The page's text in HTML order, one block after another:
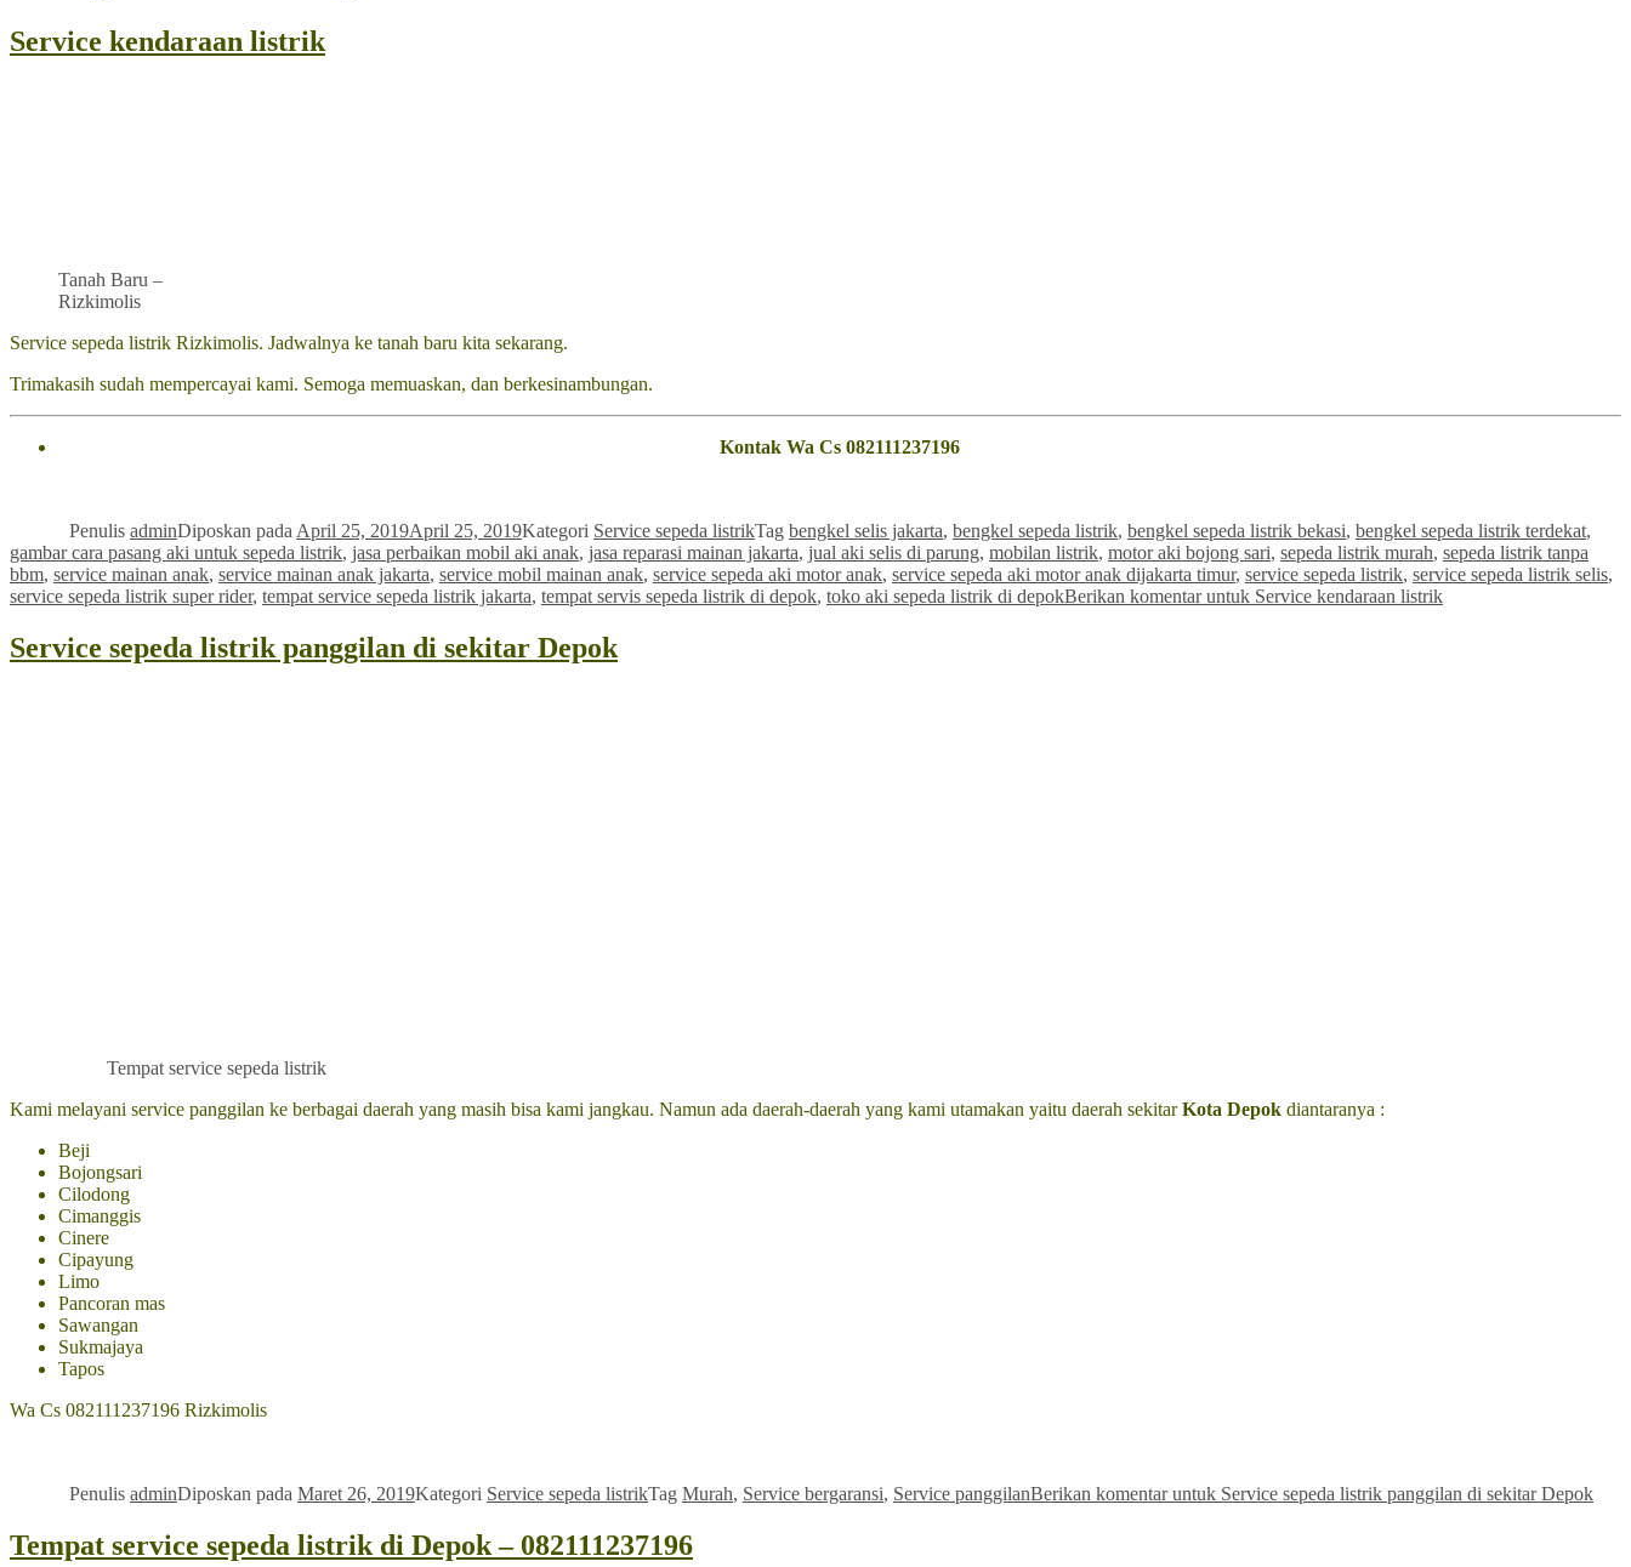
Service kendaraan listrik
Tanah Baru –
Rizkimolis
Service sepeda listrik Rizkimolis. Jadwalnya ke tanah baru kita sekarang.
Trimakasih sudah mempercayai kami. Semoga memuaskan, dan berkesinambungan.
Kontak Wa Cs 082111237196
Penulis adminDiposkan pada April 25, 2019April 25, 2019Kategori Service sepeda listrikTag bengkel selis jakarta, bengkel sepeda listrik, bengkel sepeda listrik bekasi, bengkel sepeda listrik terdekat,
gambar cara pasang aki untuk sepeda listrik, jasa perbaikan mobil aki anak, jasa reparasi mainan jakarta, jual aki selis di parung, mobilan listrik, motor aki bojong sari, sepeda listrik murah, sepeda listrik tanpa
bbm, service mainan anak, service mainan anak jakarta, service mobil mainan anak, service sepeda aki motor anak, service sepeda aki motor anak dijakarta timur, service sepeda listrik, service sepeda listrik selis,
service sepeda listrik super rider, tempat service sepeda listrik jakarta, tempat servis sepeda listrik di depok, toko aki sepeda listrik di depokBerikan komentaruntuk Service kendaraan listrik
Service sepeda listrik panggilan di sekitar Depok
Tempat service sepeda listrik
Kami melayani service panggilan ke berbagai daerah yang masih bisa kami jangkau. Namun ada daerah-daerah yang kami utamakan yaitu daerah sekitarKota Depok diantaranya :
Beji
Bojongsari
Cilodong
Cimanggis
Cinere
Cipayung
Limo
Pancoran mas
Sawangan
Sukmajaya
Tapos
Wa Cs 082111237196 Rizkimolis
Penulis adminDiposkan pada Maret 26, 2019Kategori Service sepeda listrikTag Murah, Service bergaransi, Service panggilanBerikan komentaruntuk Service sepeda listrik panggilan di sekitar Depok
Tempat service sepeda listrik di Depok – 082111237196